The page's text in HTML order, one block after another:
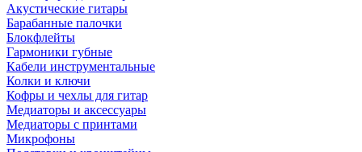
Акустические гитары
Барабанные палочки
Блокфлейты
Гармоники губные
Кабели инструментальные
Колки и ключи
Кофры и чехлы для гитар
Медиаторы и аксессуары
Медиаторы с принтами
Микрофоны